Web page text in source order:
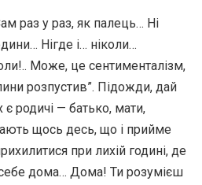
раз у раз, як палець… Ні
Нігде і… ніколи…
Може, це сентименталізм,
розпустив”. Підожди, дай
є родичі — батько, мати,
щось десь, що і прийме
при лихій годині, де
дома… Дома! Ти розумієш